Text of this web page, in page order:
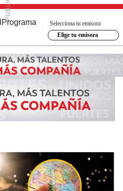
Programa
Selecciona tu emisora
Elige tu emisora